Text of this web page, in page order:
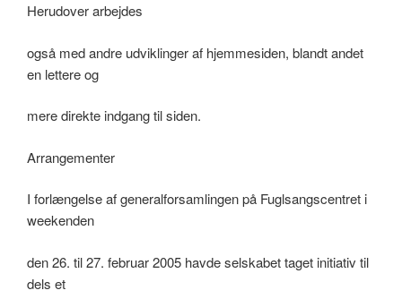
Herudover arbejdes
også med andre udviklinger af hjemmesiden, blandt andet
en lettere og
mere direkte indgang til siden.
Arrangementer
I forlængelse af generalforsamlingen på Fuglsangscentret i
weekenden
den 26. til 27. februar 2005 havde selskabet taget initiativ til
dels et